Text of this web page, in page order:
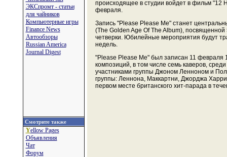
ЭКСпромт - статьи
для чайников
Компьютерные игры
Finance News
Автообзоры
Russian America
Journal Digest
Смотрите также
Yellow Pages
Объявления
Чат
Форум
происходящее в студии войдет в фильм "12
февраля.
Запись "Please Please Me" станет
(The Golden Age Of The Album),
четверки. Юбилейные мероприятия будут
недель.
"Please Please Me" был записан 11
композиций, в том числе семь каверов,
участниками группы Джоном Ленноном и
группы: Леннона, Маккартни, Джорджа
первом месте британского хит-парада в